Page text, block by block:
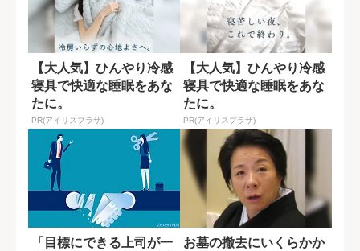
【大人気】ひんやり冷感
寝具で快適な睡眠をあな
たに。
PR(アイリスプラザ)
【大人気】ひんやり冷感
寝具で快適な睡眠をあな
たに。
PR(アイリスプラザ)
「目標にできる上司が一
お墓の撤去にいくらかか